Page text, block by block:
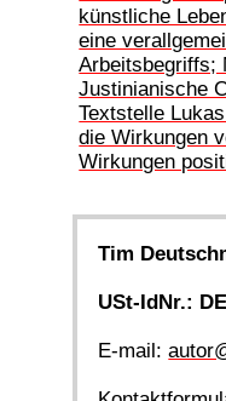
künstliche
eine
Arbeitsbegriffs;
Justinianische
Textstelle
die Wirkungen
Wirkungen
Tim
USt-IdNr.:
E-mail: